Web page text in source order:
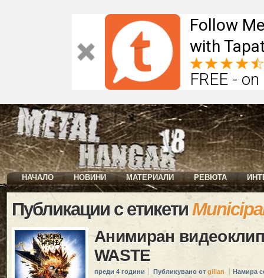
Follow
with
FREE -
НАЧАЛО НОВИНИ МАТЕРИАЛИ РЕВЮТА
Публикации с етикети
Анимиран видеоклип
WASTE
преди 4 години Публикувано от gillan Намира